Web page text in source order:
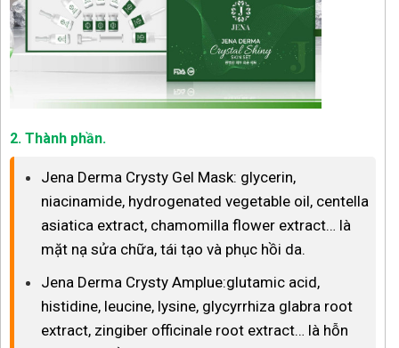
2. Thành phần.
Jena Derma Crysty Gel Mask: glycerin,
niacinamide, hydrogenated vegetable oil, centella
asiatica extract, chamomilla flower extract… là
mặt nạ sửa chữa, tái tạo và phục hồi da.
Jena Derma Crysty Amplue:glutamic acid,
histidine, leucine, lysine, glycyrrhiza glabra root
extract, zingiber officinale root extract… là hỗn